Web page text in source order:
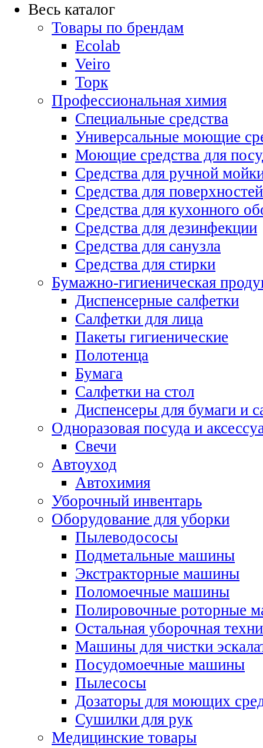
Весь каталог
Товары по брендам
Ecolab
Veiro
Торк
Профессиональная химия
Специальные средства
Универсальные моющие
Моющие средства для
Средства для ручной
Средства для поверхностей
Средства для кухонного
Средства для дезинфекции
Средства для санузла
Средства для стирки
Бумажно-гигиеническая
Диспенсерные салфетки
Салфетки для лица
Пакеты гигиенические
Полотенца
Бумага
Салфетки на стол
Диспенсеры для бумаги и
Одноразовая посуда и
Свечи
Автоуход
Автохимия
Уборочный инвентарь
Оборудование для уборки
Пылеводососы
Подметальные машины
Экстракторные машины
Поломоечные машины
Полировочные роторные
Остальная уборочная
Машины для чистки
Посудомоечные машины
Пылесосы
Дозаторы для моющих
Сушилки для рук
Медицинские товары